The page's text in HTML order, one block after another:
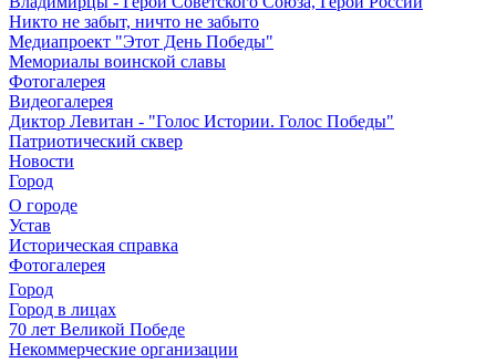
Никто не забыт, ничто не забыто
Медиапроект "Этот День Победы"
Мемориалы воинской славы
Фотогалерея
Видеогалерея
Диктор Левитан - "Голос Истории. Голос Победы"
Патриотический сквер
Новости
Город
О городе
Устав
Историческая справка
Фотогалерея
Город
Город в лицах
70 лет Великой Победе
Некоммерческие организации